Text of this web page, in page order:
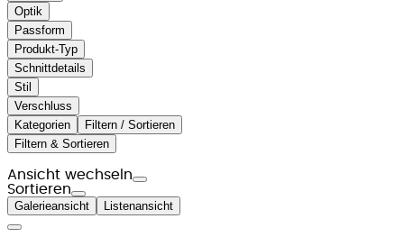
Optik
Passform
Produkt-Typ
Schnittdetails
Stil
Verschluss
Kategorien
Filtern / Sortieren
Filtern & Sortieren
Ansicht wechseln
Sortieren
Galerieansicht Listenansicht